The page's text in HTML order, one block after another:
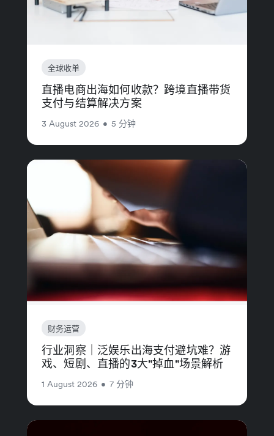
全球收单
直播电商出海如何收款？跨境直播带货
支付与结算解决方案
3 August 2026 • 5 分钟
财务运营
行业洞察｜泛娱乐出海支付避坑难？游
戏、短剧、直播的3大"掉血"场景解析
1 August 2026 • 7 分钟